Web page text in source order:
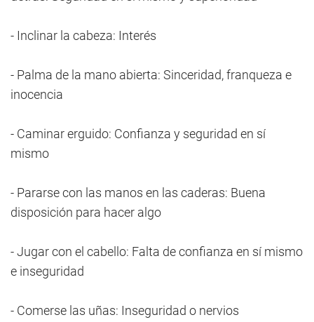
- Inclinar la cabeza: Interés
- Palma de la mano abierta: Sinceridad, franqueza e
inocencia
- Caminar erguido: Confianza y seguridad en sí
mismo
- Pararse con las manos en las caderas: Buena
disposición para hacer algo
- Jugar con el cabello: Falta de confianza en sí mismo
e inseguridad
- Comerse las uñas: Inseguridad o nervios